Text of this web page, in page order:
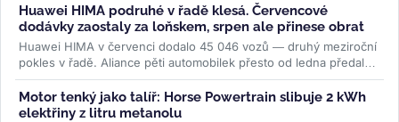
Huawei HIMA podruhé v řadě klesá. Červencové
dodávky zaostaly za loňskem, srpen ale přinese obrat
Huawei HIMA v červenci dodalo 45 046 vozů — druhý meziroční
pokles v řadě. Aliance pěti automobilek přesto od ledna předala
zákazníkům...>>
Motor tenký jako talíř: Horse Powertrain slibuje 2 kWh
elektřiny z litru metanolu